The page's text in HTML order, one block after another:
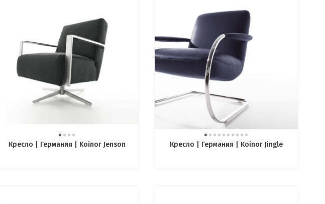
Кресло | Германия | Koinor Jenson Кресло | Германия | Koinor Jingle